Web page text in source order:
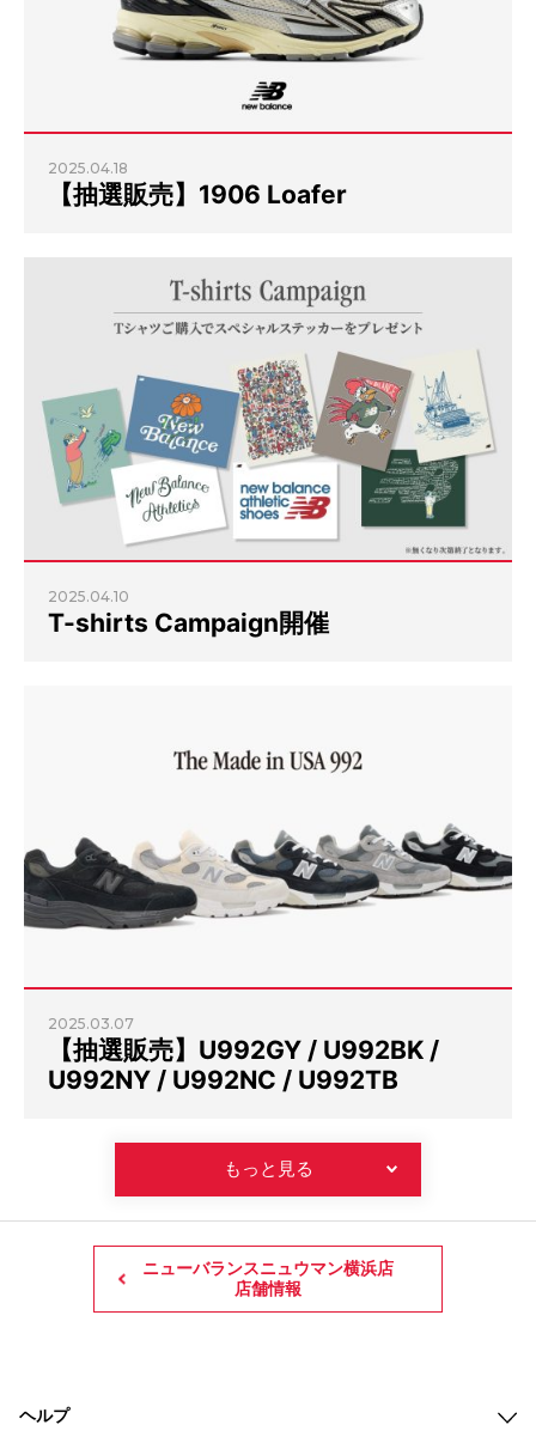
2025.04.18
【抽選販売】1906 Loafer
2025.04.10
T-shirts Campaign開催
2025.03.07
【抽選販売】U992GY / U992BK /
U992NY / U992NC / U992TB
もっと見る
ニューバランスニュウマン横浜店
店舗情報
ヘルプ